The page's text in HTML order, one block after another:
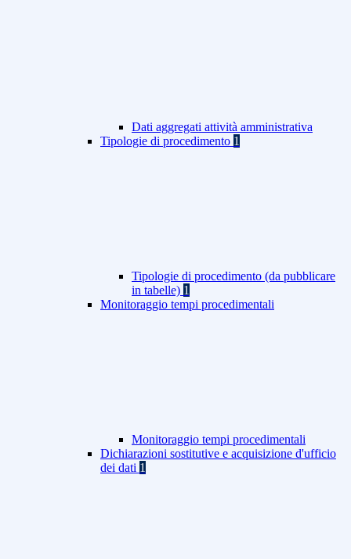
Dati aggregati attività amministrativa
Tipologie di procedimento 1
Tipologie di procedimento (da pubblicare
in tabelle) 1
Monitoraggio tempi procedimentali
Monitoraggio tempi procedimentali
Dichiarazioni sostitutive e acquisizione d'ufficio
dei dati 1